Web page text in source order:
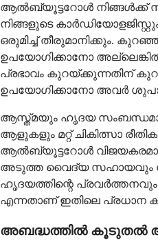
ആൽബ്യൂട്ടറോൾ നിങ്ങൾക്ക്
നിങ്ങളുടെ
ഒരുമിച്ച് തീരുമാനിക്കും.
ഉപയോഗിക്കാനോ
പ്രഭാവം കുറയ്ക്കുന്നതിന്
ഉപയോഗിക്കാനോ അവർ
ആസ്ത്മയും ഹൃദയ
ആളുകളും മറ്റ് ചികിത്സാ
ആൽബ്യൂട്ടറോൾ
അടുത്ത വൈദ്യ സഹായവും
ഹൃദയത്തിന്റെ പ്രവർത്തനവും
എന്നതാണ് ഇതിലെ പ്രധാന
അബദ്ധത്തിൽ കൂടുതൽ